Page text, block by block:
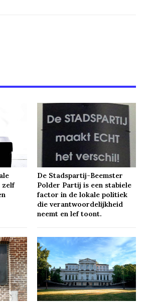
zelf
De Stadspartij-Beemster
Polder Partij is een stabiele
factor in de lokale politiek
die verantwoordelijkheid
neemt en lef toont.